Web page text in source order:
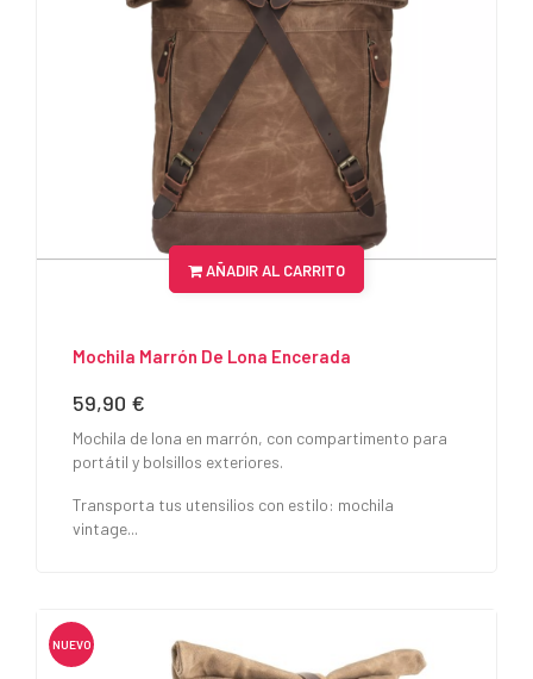
AÑADIR AL CARRITO
Mochila Marrón De Lona Encerada
Precio
59,90 €
Mochila de lona en marrón, con compartimento para
portátil y bolsillos exteriores.
Transporta tus utensilios con estilo: mochila
vintage...
NUEVO